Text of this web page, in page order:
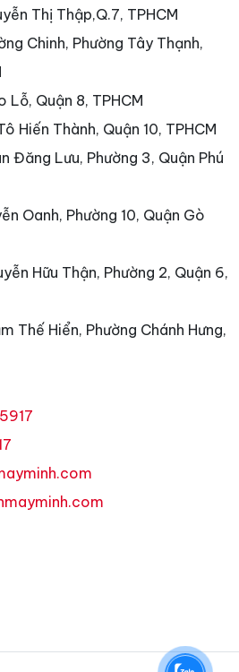
Thị Thập,Q.7, TPHCM
Chinh, Phường Tây Thạnh,
Lỗ, Quận 8, TPHCM
Hiến Thành, Quận 10, TPHCM
Đăng Lưu, Phường 3, Quận Phú
Oanh, Phường 10, Quận Gò
Hữu Thận, Phường 2, Quận 6,
Thế Hiển, Phường Chánh Hưng,